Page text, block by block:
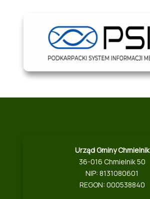
Urząd Gminy Chmielnik
36-016 Chmielnik 50
NIP: 8131080601
REGON: 000538840